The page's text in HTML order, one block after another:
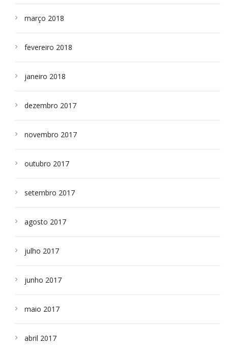
março 2018
fevereiro 2018
janeiro 2018
dezembro 2017
novembro 2017
outubro 2017
setembro 2017
agosto 2017
julho 2017
junho 2017
maio 2017
abril 2017